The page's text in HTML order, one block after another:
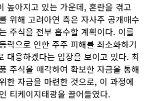
높아지고 있는 가운데, 혼란을 겪고
위해 고려아연 측은 자사주 공개매수
주식을 전부 흡수할 계획이다. 이를
락으로 인한 주주 피해를 최소화하기
대응하겠다는 입장을 보이고 있다. 최
주식을 매각하여 확보한 자금을 통해
한 자금을 마련한 것으로, 이 과정에
티케이지태광을 끌어들였다.